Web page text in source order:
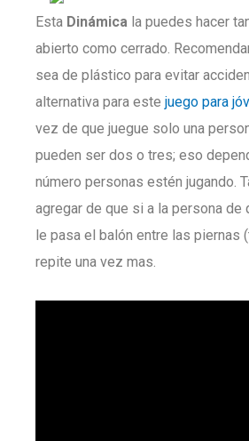
Esta Dinámica la puedes hacer
abierto como cerrado.
sea de plástico para evitar
alternativa para este juego para
vez de que juegue solo una
pueden ser dos o tres; eso
número personas estén jugando.
agregar de que si a la persona de
le pasa el balón entre las piernas
repite una vez mas.